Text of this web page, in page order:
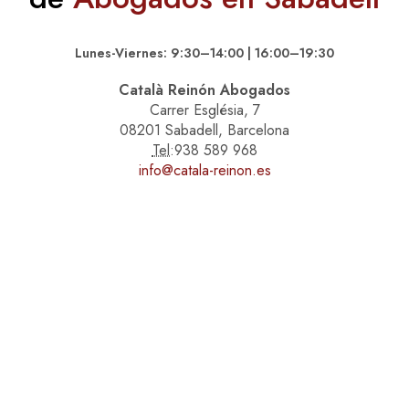
Lunes-Viernes: 9:30–14:00 | 16:00–19:30
Català Reinón Abogados
Carrer Església, 7
08201 Sabadell, Barcelona
Tel:938 589 968
info@catala-reinon.es